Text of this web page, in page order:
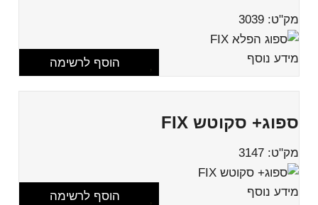
מק"ט: 3039
מידע נוסף הוסף לרשימה
ספוג+ סקוטש FIX
מק"ט: 3147
מידע נוסף הוסף לרשימה